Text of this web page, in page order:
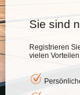
Sie sind
Registrieren
vielen